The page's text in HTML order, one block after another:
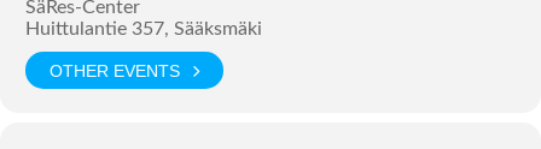
SäRes-Center
Huittulantie 357, Sääksmäki
OTHER EVENTS